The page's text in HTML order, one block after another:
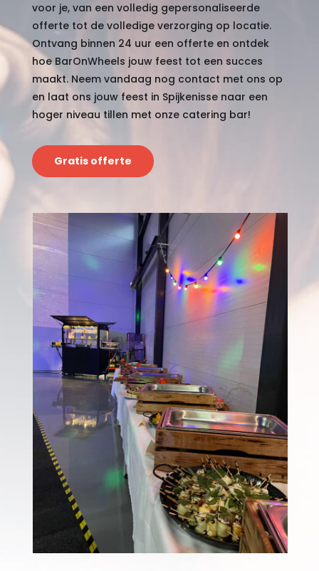
voor je, van een volledig gepersonaliseerde
offerte tot de volledige verzorging op locatie.
Ontvang binnen 24 uur een offerte en ontdek
hoe BarOnWheels jouw feest tot een succes
maakt. Neem vandaag nog contact met ons op
en laat ons jouw feest in Spijkenisse naar een
hoger niveau tillen met onze catering bar!
Gratis offerte